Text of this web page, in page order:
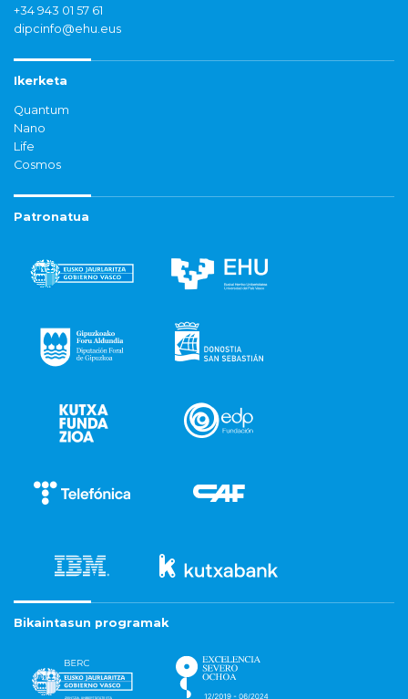
+34 943 01 57 61
dipcinfo@ehu.eus
Ikerketa
Quantum
Nano
Life
Cosmos
Patronatua
Bikaintasun programak